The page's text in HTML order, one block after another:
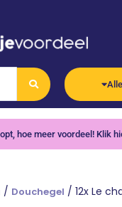
hoe meer voordeel! Klik
/ Douchegel / 12x Le